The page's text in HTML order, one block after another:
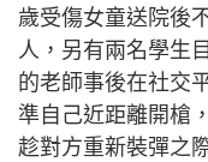
歲受傷女童送院後
人，另有兩名學生
的老師事後在社交
準自己近距離開槍
趁對方重新裝彈之